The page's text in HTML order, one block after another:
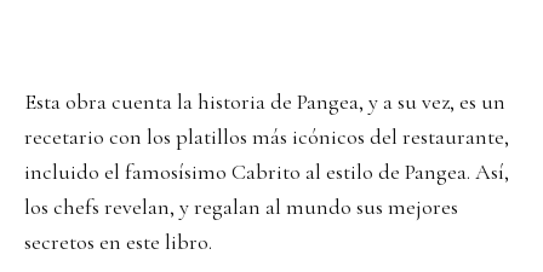
Esta obra cuenta la historia de Pangea, y a su vez, es un
recetario con los platillos más icónicos del restaurante,
incluido el famosísimo Cabrito al estilo de Pangea. Así,
los chefs revelan, y regalan al mundo sus mejores
secretos en este libro.